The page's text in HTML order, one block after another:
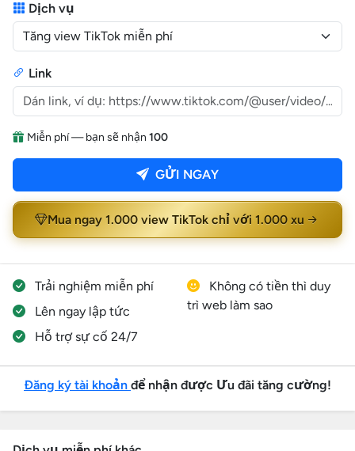
Dịch vụ
Link
Miễn phí — bạn sẽ nhận 100
GỬI NGAY
Mua ngay 1.000 view TikTok chỉ với 1.000 xu
Trải nghiệm miễn phí
Lên ngay lập tức
Hỗ trợ sự cố 24/7
Không có tiền thì duy
trì web làm sao
Đăng ký tài khoản để nhận được Ưu đãi tăng cường!